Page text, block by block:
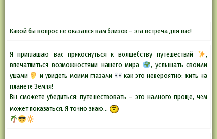
Какой бы вопрос не оказался вам близок – эта встреча для вас!
Я приглашаю вас прикоснуться к волшебству путешествий
,
впечатлиться возможностями нашего мира
, услышать своими
ушами
и увидеть моими глазами
как это невероятно: жить на
планете Земля!
Вы сможете убедиться: путешествовать – это намного проще, чем
может показаться. Я точно знаю…